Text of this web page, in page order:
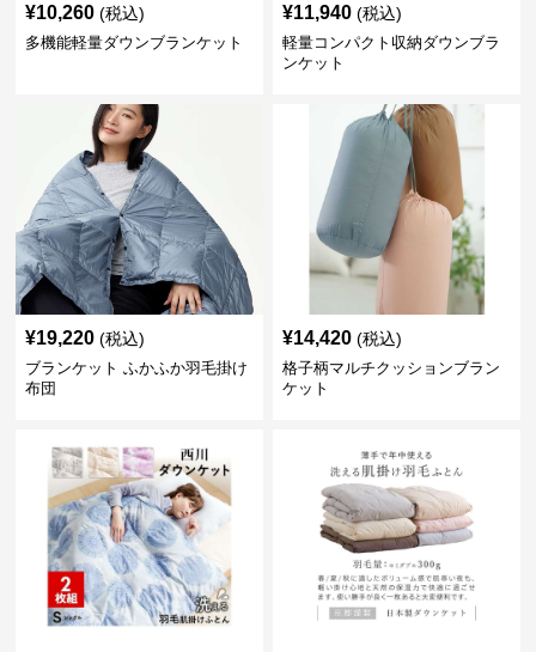
¥10,260 (税込)
多機能軽量ダウンブランケット
¥11,940 (税込)
軽量コンパクト収納ダウンブラ
ンケット
¥19,220 (税込)
ブランケット ふかふか羽毛掛け
布団
¥14,420 (税込)
格子柄マルチクッションブラン
ケット